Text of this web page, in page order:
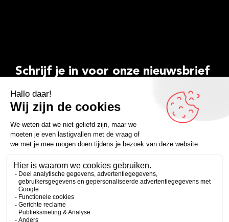
Schrijf je in voor onze nieuwsbrief
E-
mailadres
Inschrijven
FacebookInstagramLinkedInYouTubeSpotify